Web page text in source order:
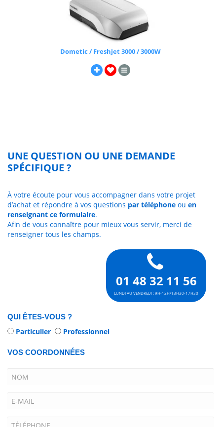
Dometic / Freshjet 3000 / 3000W
UNE QUESTION OU UNE DEMANDE
SPÉCIFIQUE ?
À votre écoute pour vous accompagner dans votre projet
d’achat et répondre à vos questions par téléphone ou en
renseignant ce formulaire.
Afin de vous connaître pour mieux vous servir, merci de
renseigner tous les champs.
01 48 32 11 56
LUNDI AU VENDREDI : 9H-12H/13H30-17H30
QUI ÊTES-VOUS ?
Particulier Professionnel
VOS COORDONNÉES